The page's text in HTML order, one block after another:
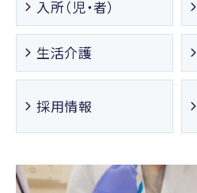
入所（児・者）
生活介護
採用情報